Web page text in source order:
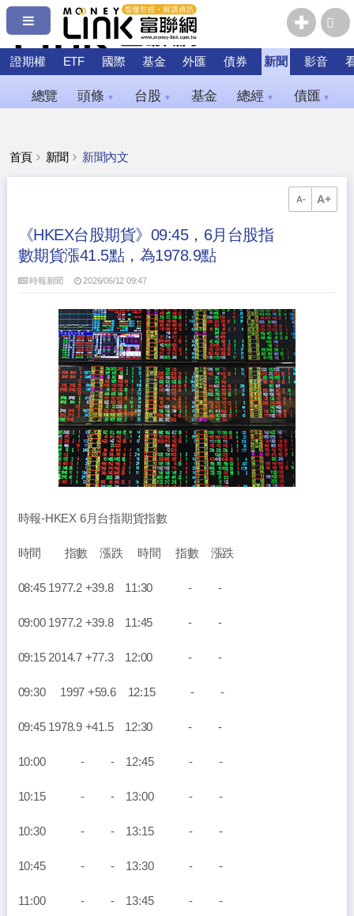
證期權 ETF 國際 基金 外匯 債券 新聞 影音
總覽 頭條 ▼ 台股 ▼ 基金 總經 ▼ 債匯 ▼
首頁 新聞 新聞內文
A- A+
《HKEX台股期貨》09:45，6月台股指
數期貨漲41.5點，為1978.9點
時報新聞 2026/06/12 09:47
時報-HKEX 6月台指期貨指數
時間 指數 漲跌 時間 指數 漲跌
08:45 1977.2 +39.8 11:30 - -
09:00 1977.2 +39.8 11:45 - -
09:15 2014.7 +77.3 12:00 - -
09:30 1997 +59.6 12:15 - -
09:45 1978.9 +41.5 12:30 - -
10:00 - - 12:45 - -
10:15 - - 13:00 - -
10:30 - - 13:15 - -
10:45 - - 13:30 - -
11:00 - - 13:45 - -